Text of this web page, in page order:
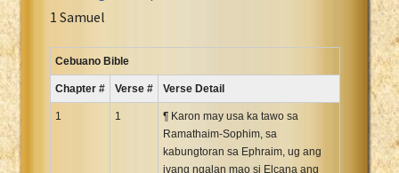
Russian Synodal 1876 Bible
Russian Synodal Bible Win-1251
Spanish RV 1909 Bible
1 Samuel
Cebuano Bible
Chapter # Verse # Verse Detail
1 1
¶ Karon may usa ka tawo sa
Ramathaim-Sophim, sa
kabungtoran sa Ephraim, ug ang
iyang ngalan mao si Elcana ang